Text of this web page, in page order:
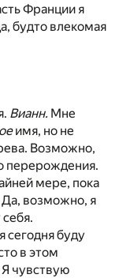
Франции я
будто влекомая
Вианн. Мне
имя, но не
Возможно,
перерождения.
мере, пока
Да, возможно, я
сегодня буду
в этом
чувствую